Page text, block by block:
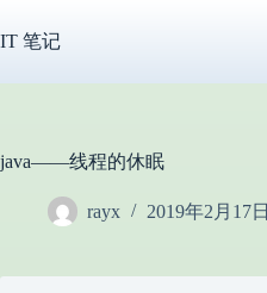
过
容
IT 笔记
java——线程的休眠
rayx 2019年2月17日